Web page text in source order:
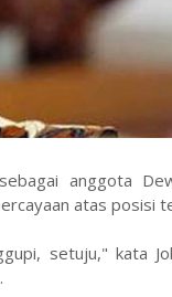
anggota
atas posisi
setuju," kata